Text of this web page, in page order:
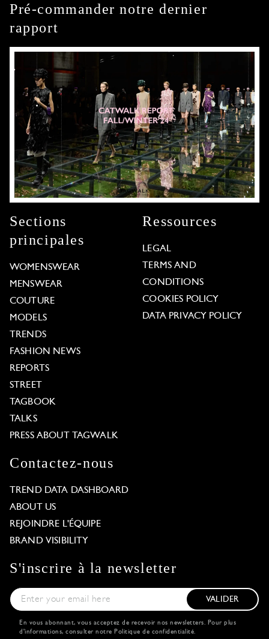
Pré-commander notre dernier
rapport
Sections
principales
WOMENSWEAR
MENSWEAR
COUTURE
MODELS
TRENDS
FASHION NEWS
REPORTS
STREET
TAGBOOK
TALKS
PRESS ABOUT TAGWALK
Ressources
LEGAL
TERMS AND
CONDITIONS
COOKIES POLICY
DATA PRIVACY POLICY
Contactez-nous
TREND DATA DASHBOARD
ABOUT US
REJOINDRE L'ÉQUIPE
BRAND VISIBILITY
S'inscrire à la newsletter
VALIDER
En vous abonnant, vous acceptez de recevoir nos newsletters. Pour plus
d'informations, consulter notre Politique de confidentialité.